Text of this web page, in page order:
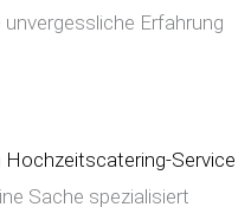
Erfahrung
Hochzeitscatering-Service
Sache spezialisiert